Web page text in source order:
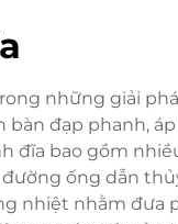
những giải
đạp phanh,
đĩa bao gồm
ống dẫn
nhiệt nhằm đưa